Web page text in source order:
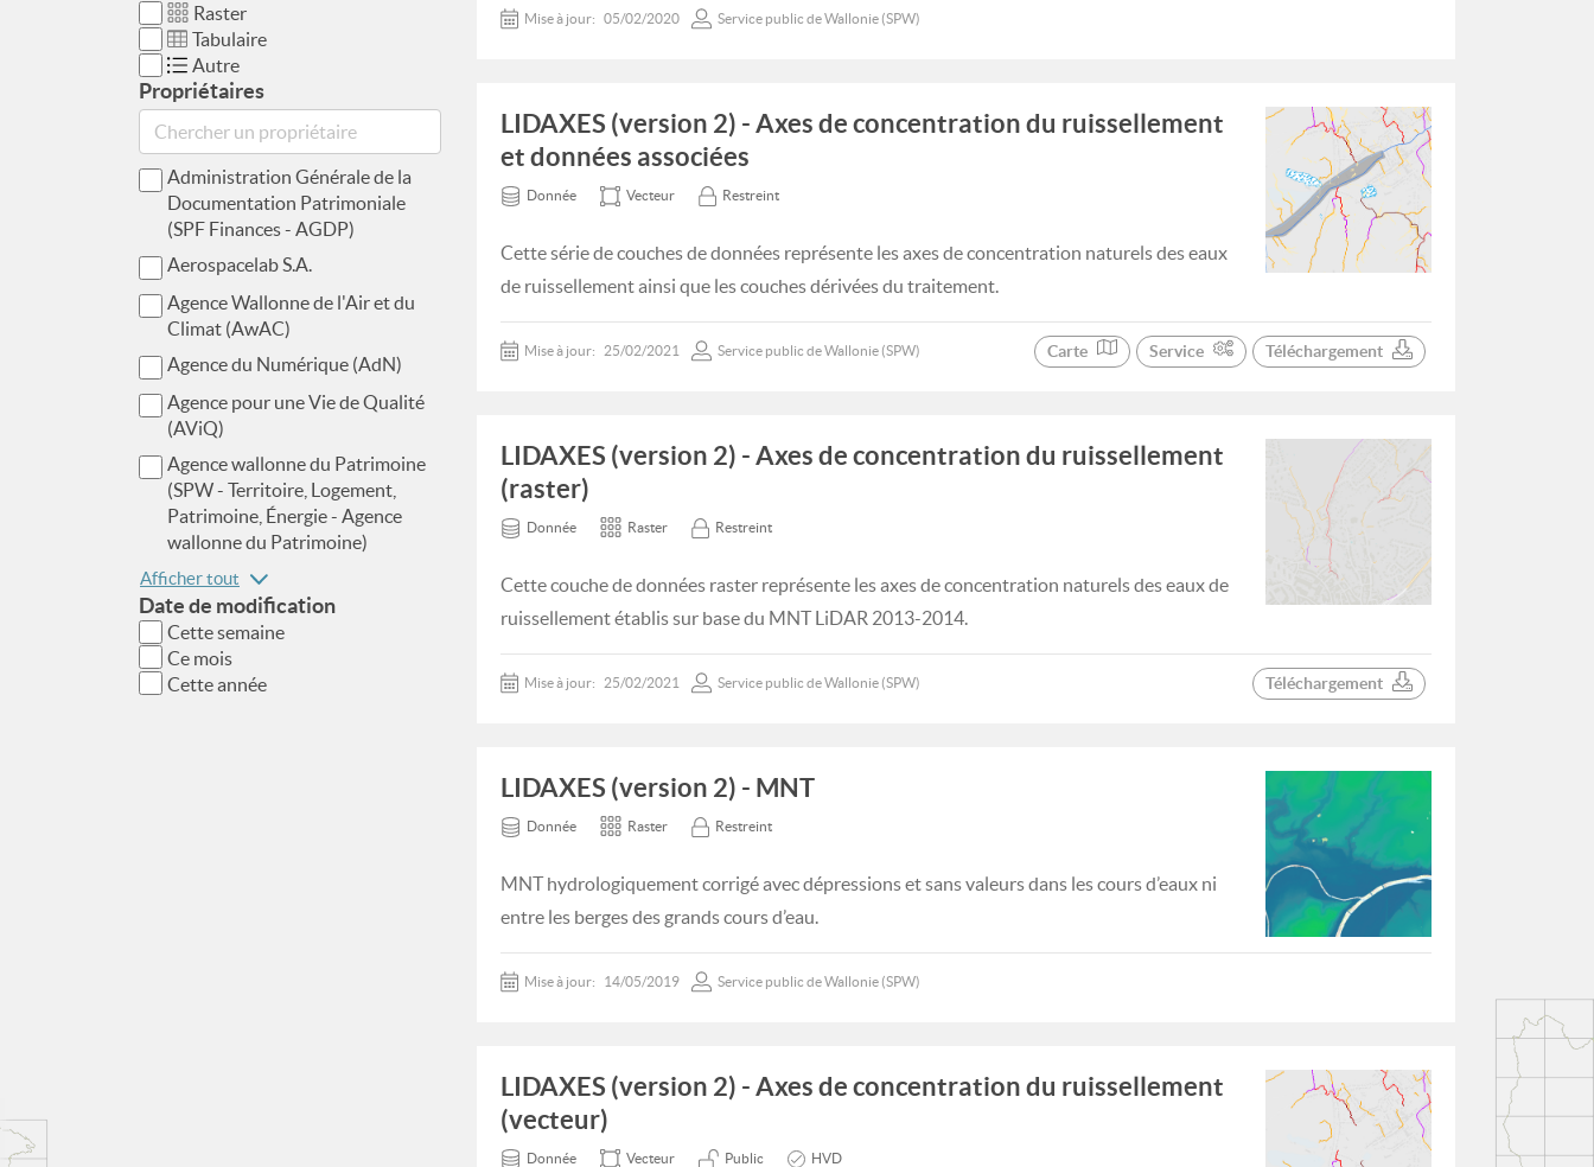
Raster
Tabulaire
Autre
Propriétaires
Administration Générale de la
Documentation Patrimoniale
(SPF Finances - AGDP)
Aerospacelab S.A.
Agence Wallonne de l'Air et du
Climat (AwAC)
Agence du Numérique (AdN)
Agence pour une Vie de Qualité
(AViQ)
Agence wallonne du Patrimoine
(SPW - Territoire, Logement,
Patrimoine, Énergie - Agence
wallonne du Patrimoine)
Afficher tout
Date de modification
Cette semaine
Ce mois
Cette année
Mise à jour: 05/02/2020 Service public de Wallonie (SPW)
LIDAXES (version 2) - Axes de concentration du ruissellement
et données associées
Donnée Vecteur Restreint
Cette série de couches de données représente les axes de concentration naturels des eaux
de ruissellement ainsi que les couches dérivées du traitement.
Mise à jour: 25/02/2021 Service public de Wallonie (SPW) Carte Service Téléchargement
LIDAXES (version 2) - Axes de concentration du ruissellement
(raster)
Donnée Raster Restreint
Cette couche de données raster représente les axes de concentration naturels des eaux de
ruissellement établis sur base du MNT LiDAR 2013-2014.
Mise à jour: 25/02/2021 Service public de Wallonie (SPW) Téléchargement
LIDAXES (version 2) - MNT
Donnée Raster Restreint
MNT hydrologiquement corrigé avec dépressions et sans valeurs dans les cours d’eaux ni
entre les berges des grands cours d’eau.
Mise à jour: 14/05/2019 Service public de Wallonie (SPW)
LIDAXES (version 2) - Axes de concentration du ruissellement
(vecteur)
Donnée Vecteur Public HVD